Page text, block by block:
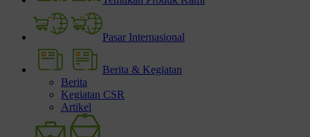
Pasar Internasional
Berita & Kegiatan
Berita
Kegiatan CSR
Artikel